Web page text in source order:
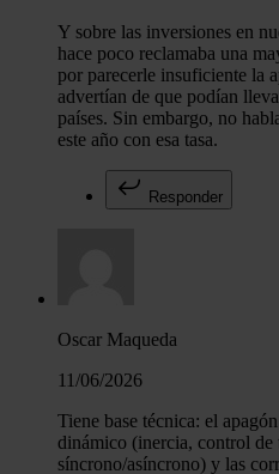
Y sobre las inversiones en
hace poco reclamaba una
por parecerle insuficiente la
advertían de que podían
países. Sin embargo, no
este año con esa tasa.
Responder
Oscar Maqueda
11/06/2026
Tiene base técnica: el
dinámico (inercia, control de
síncrono/asíncrono) y las